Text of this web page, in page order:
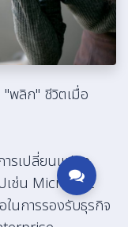
"พลิก" ชีวิตเมื่อ
รเปลี่ยนแปลง
เช่น Microsoft
นการรองรับธุรกิจ